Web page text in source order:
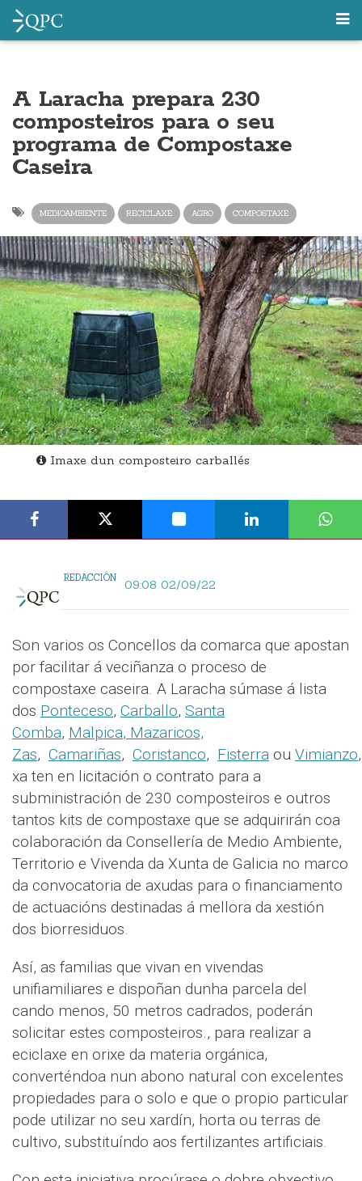
A Laracha prepara 230
composteiros para o seu
programa de Compostaxe
Caseira
MEDIOAMBIENTE RECICLAXE AGRO COMPOSTAXE
Imaxe dun composteiro carballés
REDACCIÓN 09:08 02/09/22
Son varios os Concellos da comarca que apostan
por facilitar á veciñanza o proceso de
compostaxe caseira. A Laracha súmase á lista
dos Ponteceso, Carballo, Santa
Comba, Malpica, Mazaricos,
Zas, Camariñas, Coristanco, Fisterra ou Vimianzo
xa ten en licitación o contrato para a
subministración de 230 composteiros e outros
tantos kits de compostaxe que se adquirirán coa
colaboración da Consellería de Medio Ambiente,
Territorio e Vivenda da Xunta de Galicia no marco
da convocatoria de axudas para o financiamento
de actuacións destinadas á mellora da xestión
dos biorresiduos.
Así, as familias que vivan en vivendas
unifiamiliares e dispoñan dunha parcela del
cando menos, 50 metros cadrados, poderán
solicitar estes composteiros., para realizar a
eciclaxe en orixe da materia orgánica,
converténdoa nun abono natural con excelentes
propiedades para o solo e que o propio particular
pode utilizar no seu xardín, horta ou terras de
cultivo, substituíndo aos fertilizantes artificiais.